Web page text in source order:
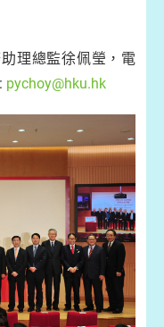
理總監徐佩瑩，電
pychoy@hku.hk